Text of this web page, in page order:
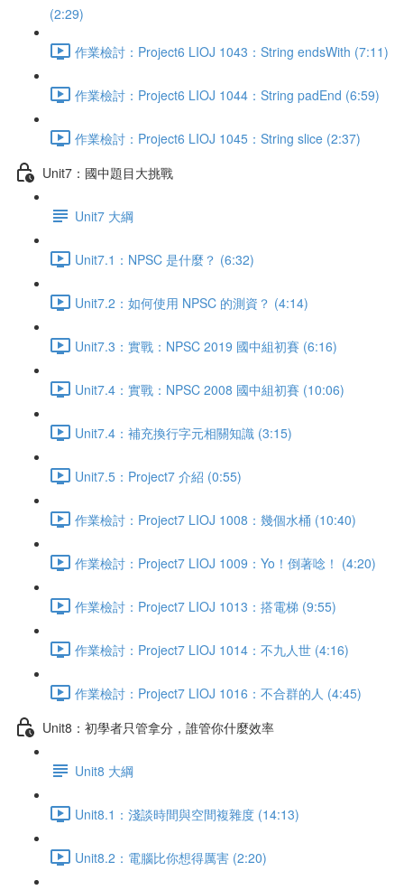
(2:29)
作業檢討：Project6 LIOJ 1043：String endsWith (7:11)
作業檢討：Project6 LIOJ 1044：String padEnd (6:59)
作業檢討：Project6 LIOJ 1045：String slice (2:37)
Unit7：國中題目大挑戰
Unit7 大綱
Unit7.1：NPSC 是什麼？ (6:32)
Unit7.2：如何使用 NPSC 的測資？ (4:14)
Unit7.3：實戰：NPSC 2019 國中組初賽 (6:16)
Unit7.4：實戰：NPSC 2008 國中組初賽 (10:06)
Unit7.4：補充換行字元相關知識 (3:15)
Unit7.5：Project7 介紹 (0:55)
作業檢討：Project7 LIOJ 1008：幾個水桶 (10:40)
作業檢討：Project7 LIOJ 1009：Yo！倒著唸！ (4:20)
作業檢討：Project7 LIOJ 1013：搭電梯 (9:55)
作業檢討：Project7 LIOJ 1014：不九人世 (4:16)
作業檢討：Project7 LIOJ 1016：不合群的人 (4:45)
Unit8：初學者只管拿分，誰管你什麼效率
Unit8 大綱
Unit8.1：淺談時間與空間複雜度 (14:13)
Unit8.2：電腦比你想得厲害 (2:20)